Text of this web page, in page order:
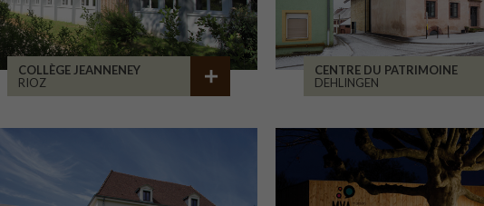
COLLÈGE JEANNENEY
RIOZ
CENTRE DU PATRIMOINE
DEHLINGEN